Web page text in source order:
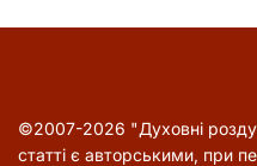
©2007-2026 "Духовні
статті є авторськими, при